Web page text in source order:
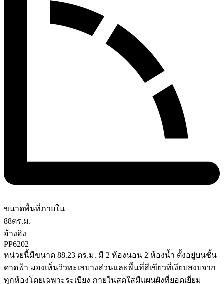
ขนาดพื้นที่ภายใน
88ตร.ม.
อ้างอิง
PP6202
หน่วยนี้มีขนาด 88.23 ตร.ม. มี 2 ห้องนอน 2 ห้องน้ำ ตั้งอยู่บนชั้น
ดาดฟ้า มองเห็นวิวทะเลบางส่วนและพื้นที่สีเขียวที่เงียบสงบจาก
ทุกห้องโดยเฉพาะระเบียง ภายในสดใสมีแผนผังที่ยอดเยี่ยม